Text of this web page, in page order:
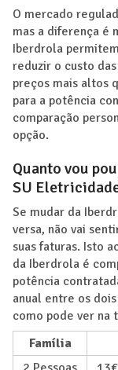
O mercado
mas a diferença é
Iberdrola
reduzir o custo
preços mais altos
para a potência
comparação
opção.
Quanto vou
SU
Se mudar da
versa, não vai
suas faturas. Isto
da Iberdrola é
potência
anual entre os
como pode ver na
Família